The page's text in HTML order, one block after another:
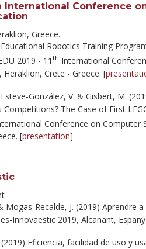
International Conference
Greece.
Robotics Training
2019 - 11 th International
Crete - Greece. [
González, V. & Gisbert, M.
Competitions? The Case of First
Conference on Computer
[presentation]
Mogas-Recalde, J. (2019) Aprendre
Innovaestic 2019, Alcanant,
Eficiencia, facilidad de uso y